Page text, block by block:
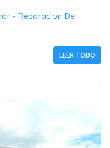
- Reparacion De
LEER TODO